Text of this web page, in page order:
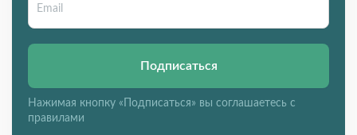
Подписаться
Нажимая кнопку «Подписаться» вы соглашаетесь с
правилами